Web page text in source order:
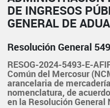
DE INGRESOS
GENERAL DE
Resolución General
RESOG-2024-5493-E-
Común del Mercosur
arancelaria de
nomenclatura, de
en la Resolución General